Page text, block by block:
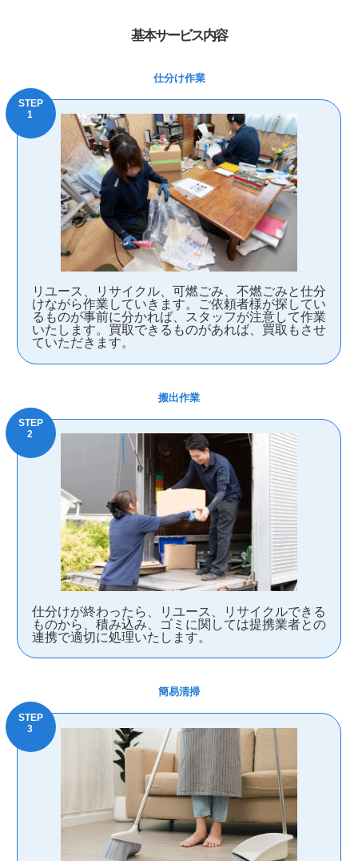
基本サービス内容
仕分け作業
リユース、リサイクル、可燃ごみ、不燃ごみと仕分
けながら作業していきます。ご依頼者様が探してい
るものが事前に分かれば、スタッフが注意して作業
いたします。買取できるものがあれば、買取もさせ
ていただきます。
搬出作業
仕分けが終わったら、リユース、リサイクルできる
ものから、積み込み、ゴミに関しては提携業者との
連携で適切に処理いたします。
簡易清掃